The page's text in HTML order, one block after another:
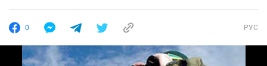
0 РУС